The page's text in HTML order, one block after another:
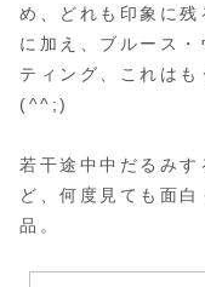
め、どれも印象に
に加え、ブルース
ティング、これは
(^^;)
若干途中中だるみ
ど、何度見ても面
品。